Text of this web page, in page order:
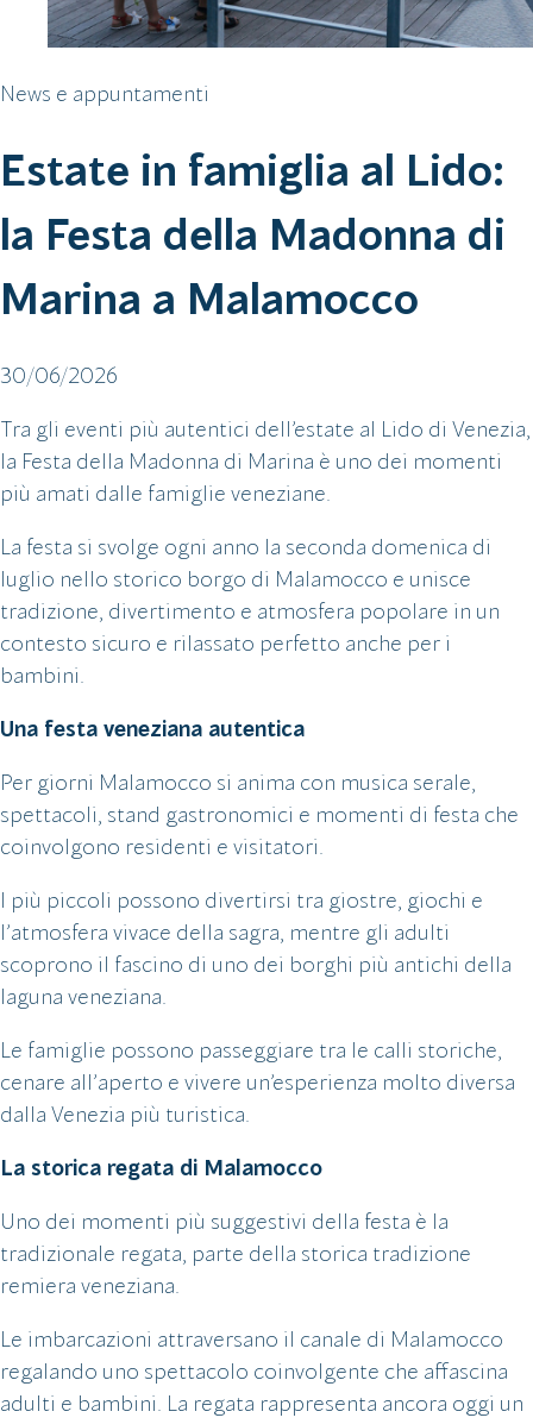
News e appuntamenti
Estate in famiglia al Lido:
la Festa della Madonna di
Marina a Malamocco
30/06/2026
Tra gli eventi più autentici dell’estate al Lido di Venezia,
la Festa della Madonna di Marina è uno dei momenti
più amati dalle famiglie veneziane.
La festa si svolge ogni anno la seconda domenica di
luglio nello storico borgo di Malamocco e unisce
tradizione, divertimento e atmosfera popolare in un
contesto sicuro e rilassato perfetto anche per i
bambini.
Una festa veneziana autentica
Per giorni Malamocco si anima con musica serale,
spettacoli, stand gastronomici e momenti di festa che
coinvolgono residenti e visitatori.
I più piccoli possono divertirsi tra giostre, giochi e
l’atmosfera vivace della sagra, mentre gli adulti
scoprono il fascino di uno dei borghi più antichi della
laguna veneziana.
Le famiglie possono passeggiare tra le calli storiche,
cenare all’aperto e vivere un’esperienza molto diversa
dalla Venezia più turistica.
La storica regata di Malamocco
Uno dei momenti più suggestivi della festa è la
tradizionale regata, parte della storica tradizione
remiera veneziana.
Le imbarcazioni attraversano il canale di Malamocco
regalando uno spettacolo coinvolgente che affascina
adulti e bambini. La regata rappresenta ancora oggi un